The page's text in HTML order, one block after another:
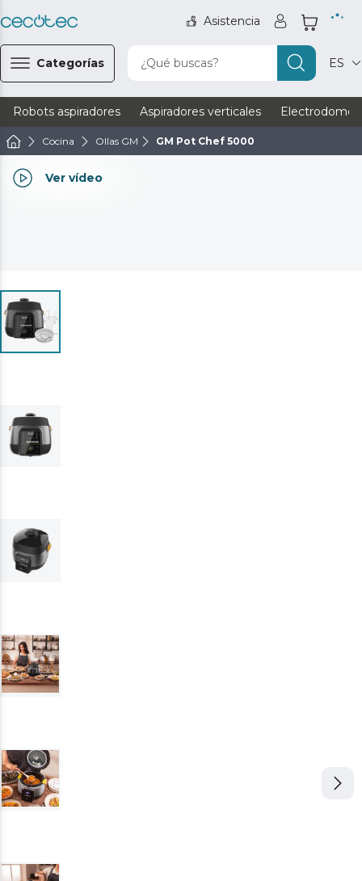
Asistencia
Categorías ¿Qué buscas? ES
Robots aspiradores Aspiradores verticales
Cocina Ollas GM GM Pot Chef 5000
Ver vídeo